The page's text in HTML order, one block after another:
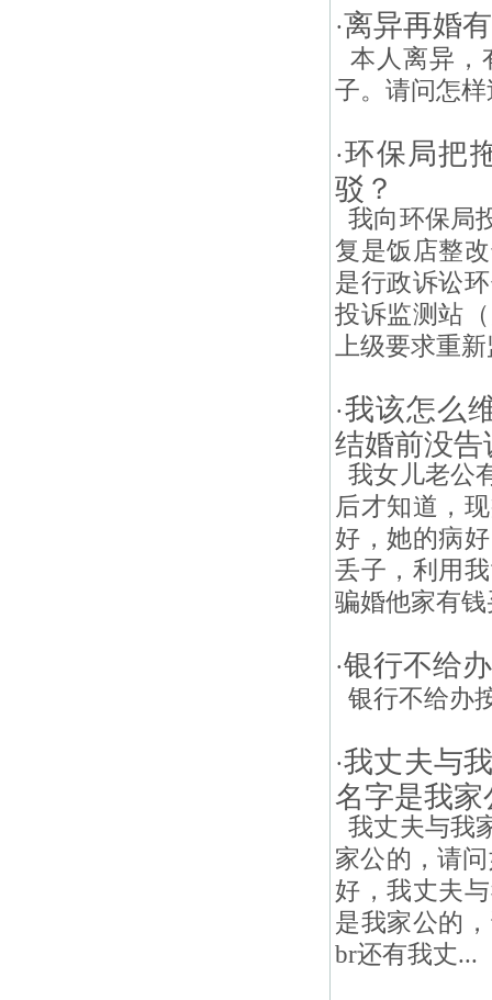
·离异再婚
本人离异，
子。请问怎
·环保局把
驳？
我向环保局
复是饭店整
是行政诉讼
投诉监测站
上级要求重
·我该怎么
结婚前没告
我女儿老公
后才知道，
好，她的病
丢子，利用
骗婚他家有
·银行不给
银行不给办
·我丈夫与
名字是我
我丈夫与我
家公的，请
好，我丈夫
是我家公的
br还有我丈...